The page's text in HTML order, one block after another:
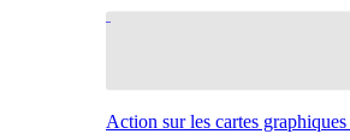
Action sur les cartes